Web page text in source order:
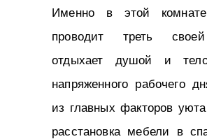
Именно в этой комнате
проводит треть
отдыхает душой и
напряженного рабочего
из главных факторов
расстановка мебели в